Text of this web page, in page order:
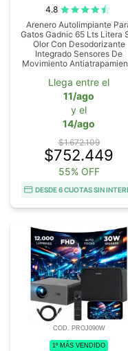
4.8
Arenero Autolimpiante
Gatos Gadnic 65 Lts Litera
Olor Con Desodorizante
Integrado Sensores De
Movimiento
Llega entre el
11/ago
y el
14/ago
$1.672.109
$752.449
55% OFF
DESDE 6 CUOTAS SIN
COD. PROJ090W
1º MÁS VENDIDO